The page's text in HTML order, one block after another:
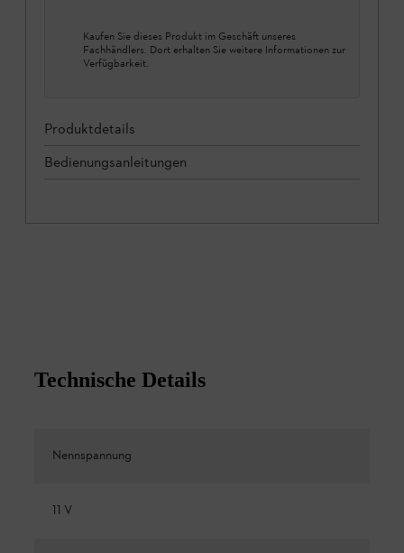
Kaufen Sie dieses Produkt im Geschäft unseres
Fachhändlers. Dort erhalten Sie weitere Informationen zur
Verfügbarkeit.
Produktdetails
Bedienungsanleitungen
Technische Details
Nennspannung
11 V